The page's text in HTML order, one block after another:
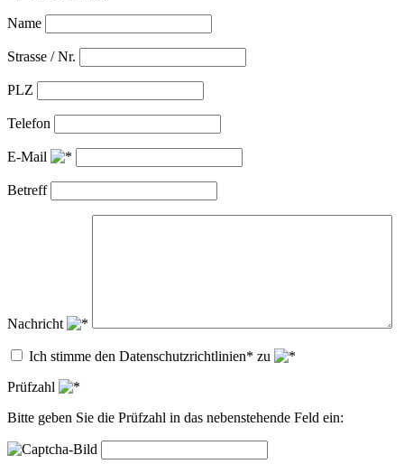
Name
Strasse / Nr.
PLZ
Telefon
E-Mail
Betreff
Nachricht
Ich stimme den Datenschutzrichtlinien* zu
Prüfzahl
Bitte geben Sie die Prüfzahl in das nebenstehende Feld ein: